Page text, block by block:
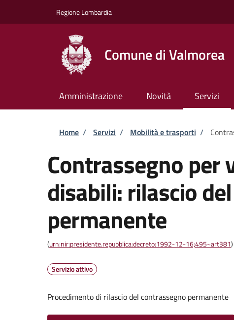
Regione Lombardia
Comune di Valmorea
Amministrazione Novità Servizi
Briciole di pane
Home / Servizi / Mobilità e trasporti /
Contrassegno per
disabili: rilascio
permanente
(urn:nir:presidente.repubblica:decreto:1992-12-16;495~art381)
Servizio attivo
Procedimento di rilascio del contrassegno permanente